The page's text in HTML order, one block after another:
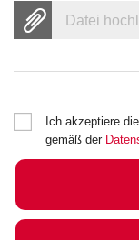
Datei
Ich akzeptiere
gemäß der